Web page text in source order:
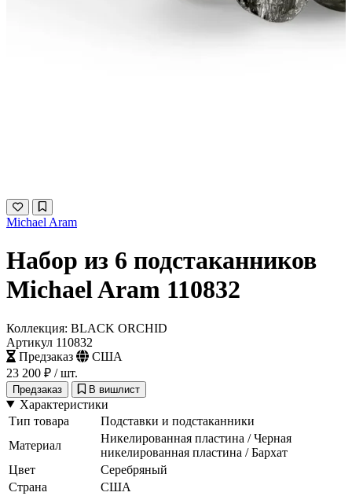
Michael Aram
Набор из 6 подстаканников
Michael Aram 110832
Коллекция: BLACK ORCHID
Артикул 110832
Предзаказ
США
23 200 ₽ / шт.
Предзаказ В вишлист
Характеристики
Тип товара
Подставки и подстаканники
Материал
Никелированная пластина / Черная
никелированная пластина / Бархат
Цвет
Серебряный
Страна
США